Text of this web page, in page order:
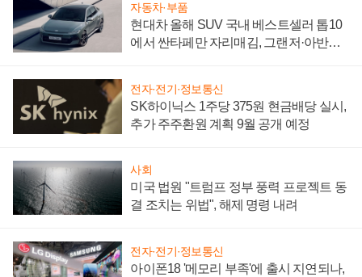
자동차·부품
현대차 올해 SUV 국내 베스트셀러 톱10
에서 싼타페만 자리매김, 그랜저·아반떼
전자·전기·정보통신
SK하이닉스 1주당 375원 현금배당 실시,
추가 주주환원 계획 9월 공개 예정
사회
미국 법원 "트럼프 정부 풍력 프로젝트 동
결 조치는 위법", 해제 명령 내려
전자·전기·정보통신
아이폰18 '메모리 부족'에 출시 지연되나,